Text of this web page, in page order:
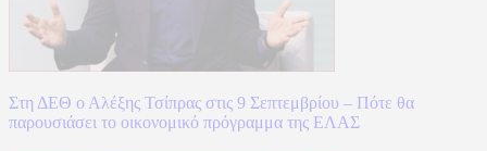
Στη ΔΕΘ ο Αλέξης Τσίπρας στις 9 Σεπτεμβρίου – Πότε θα
παρουσιάσει το οικονομικό πρόγραμμα της ΕΛΑΣ